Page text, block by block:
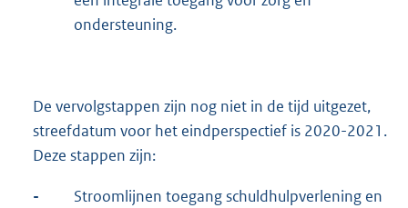
ondersteuning.
De vervolgstappen zijn nog niet in de tijd uitgezet,
streefdatum voor het eindperspectief is 2020-2021.
Deze stappen zijn:
-
Stroomlijnen toegang schuldhulpverlening en